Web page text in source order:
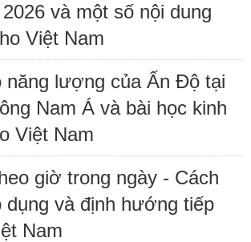
và một số nội dung
Việt Nam
năng lượng của Ấn Độ tại
Nam Á và bài học kinh
Việt Nam
giờ trong ngày - Cách
dụng và định hướng tiếp
Nam